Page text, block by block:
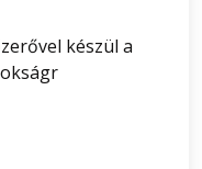
készül a